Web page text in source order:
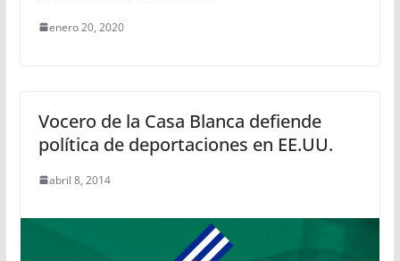
enero 20, 2020
Vocero de la Casa Blanca defiende
política de deportaciones en EE.UU.
abril 8, 2014